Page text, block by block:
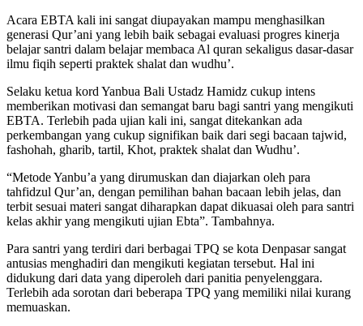
Acara EBTA kali ini sangat diupayakan mampu menghasilkan
generasi Qur’ani yang lebih baik sebagai evaluasi progres kinerja
belajar santri dalam belajar membaca Al quran sekaligus dasar-dasar
ilmu fiqih seperti praktek shalat dan wudhu’.
Selaku ketua kord Yanbua Bali Ustadz Hamidz cukup intens
memberikan motivasi dan semangat baru bagi santri yang mengikuti
EBTA. Terlebih pada ujian kali ini, sangat ditekankan ada
perkembangan yang cukup signifikan baik dari segi bacaan tajwid,
fashohah, gharib, tartil, Khot, praktek shalat dan Wudhu’.
“Metode Yanbu’a yang dirumuskan dan diajarkan oleh para
tahfidzul Qur’an, dengan pemilihan bahan bacaan lebih jelas, dan
terbit sesuai materi sangat diharapkan dapat dikuasai oleh para santri
kelas akhir yang mengikuti ujian Ebta”. Tambahnya.
Para santri yang terdiri dari berbagai TPQ se kota Denpasar sangat
antusias menghadiri dan mengikuti kegiatan tersebut. Hal ini
didukung dari data yang diperoleh dari panitia penyelenggara.
Terlebih ada sorotan dari beberapa TPQ yang memiliki nilai kurang
memuaskan.